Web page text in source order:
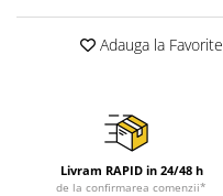
Adauga la Favorite
Livram RAPID in 24/48 h
de la confirmarea comenzii*